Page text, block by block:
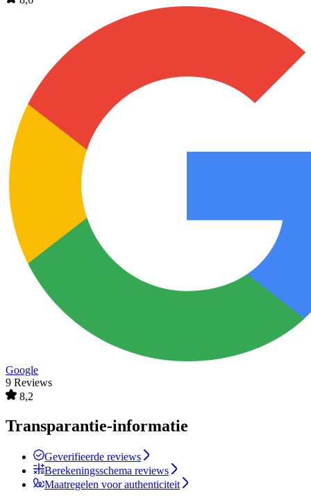
Google
9 Reviews
8,2
Transparantie-informatie
Geverifieerde reviews
Berekeningsschema reviews
Maatregelen voor authenticiteit